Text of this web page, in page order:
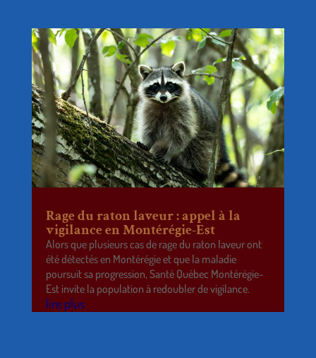
Rage du raton laveur : appel à la
vigilance en Montérégie-Est
Alors que plusieurs cas de rage du raton laveur ont
été détectés en Montérégie et que la maladie
poursuit sa progression, Santé Québec Montérégie-
Est invite la population à redoubler de vigilance.
lire plus